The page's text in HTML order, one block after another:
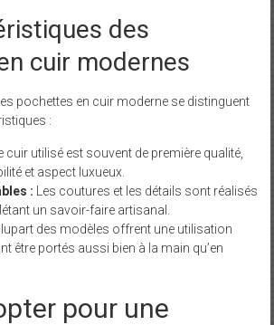
des
cuir modernes
pochettes en cuir moderne se distinguent
:
cuir utilisé est souvent de première qualité,
et aspect luxueux.
: Les coutures et les détails sont réalisés
un savoir-faire artisanal.
des modèles offrent une utilisation
être portés aussi bien à la main qu’en
pour une